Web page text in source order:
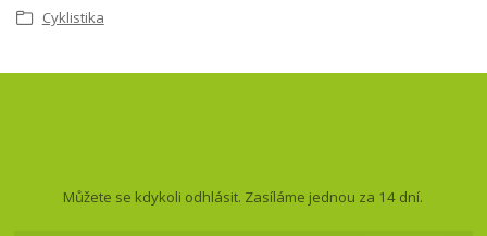
Cyklistika
Můžete se kdykoli odhlásit. Zasíláme jednou za 14 dní.